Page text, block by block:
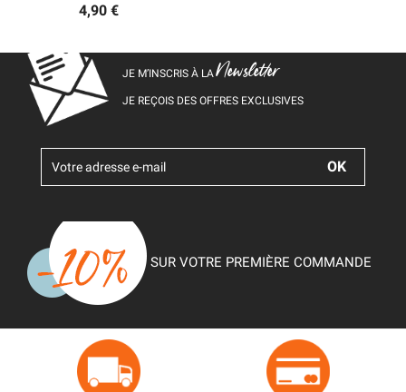
4,90 €
JE M’INSCRIS À LANewsletter
JE REÇOIS DES OFFRES EXCLUSIVES
SUR VOTRE PREMIÈRE COMMANDE